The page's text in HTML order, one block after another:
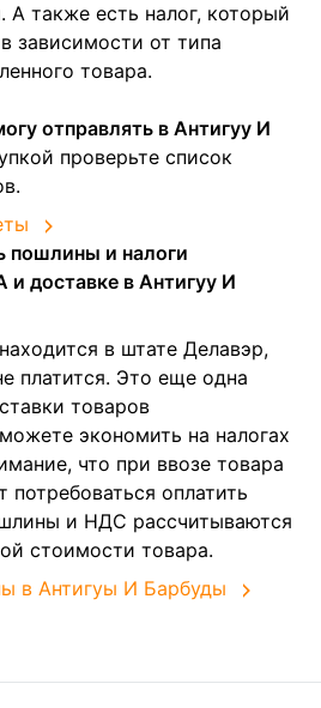
А также есть налог, который
зависимости от типа
товара.
отправлять в Антигуу И
проверьте список
пошлины и налоги
доставке в Антигуу И
в штате Делавэр,
платится. Это еще одна
товаров
экономить на налогах
что при ввозе товара
оплатить
и НДС рассчитываются
стоимости товара.
в Антигуы И Барбуды